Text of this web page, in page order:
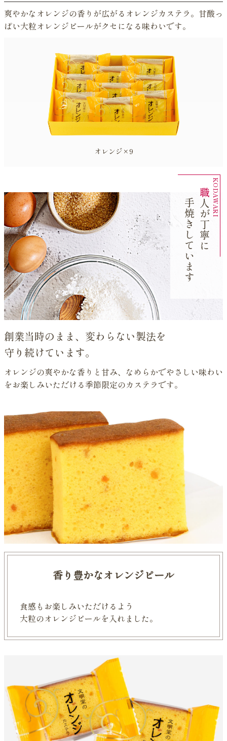
爽やかなオレンジの香りが広がるオレンジカステラ。甘酸っ
ぱい大粒オレンジピールがクセになる味わいです。
オレンジ×9
職
人
が
丁
寧
に
手焼きしています
創業当時のまま、変わらない製法を
守り続けています。
オレンジの爽やかな香りと甘み、なめらかでやさしい味わい
をお楽しみいただける季節限定のカステラです。
香り豊かなオレンジピール
食感もお楽しみいただけるよう
大粒のオレンジピールを入れました。